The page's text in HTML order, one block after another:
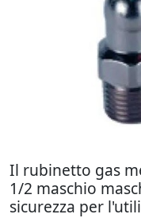
Il rubinetto gas
1/2 maschio
sicurezza per